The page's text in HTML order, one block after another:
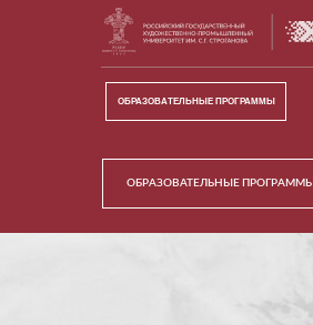
ОБРАЗОВАТЕЛЬНЫЕ ПРОГРАММЫ
ОБРАЗОВАТЕЛЬНЫЕ ПРОГРАММЫ